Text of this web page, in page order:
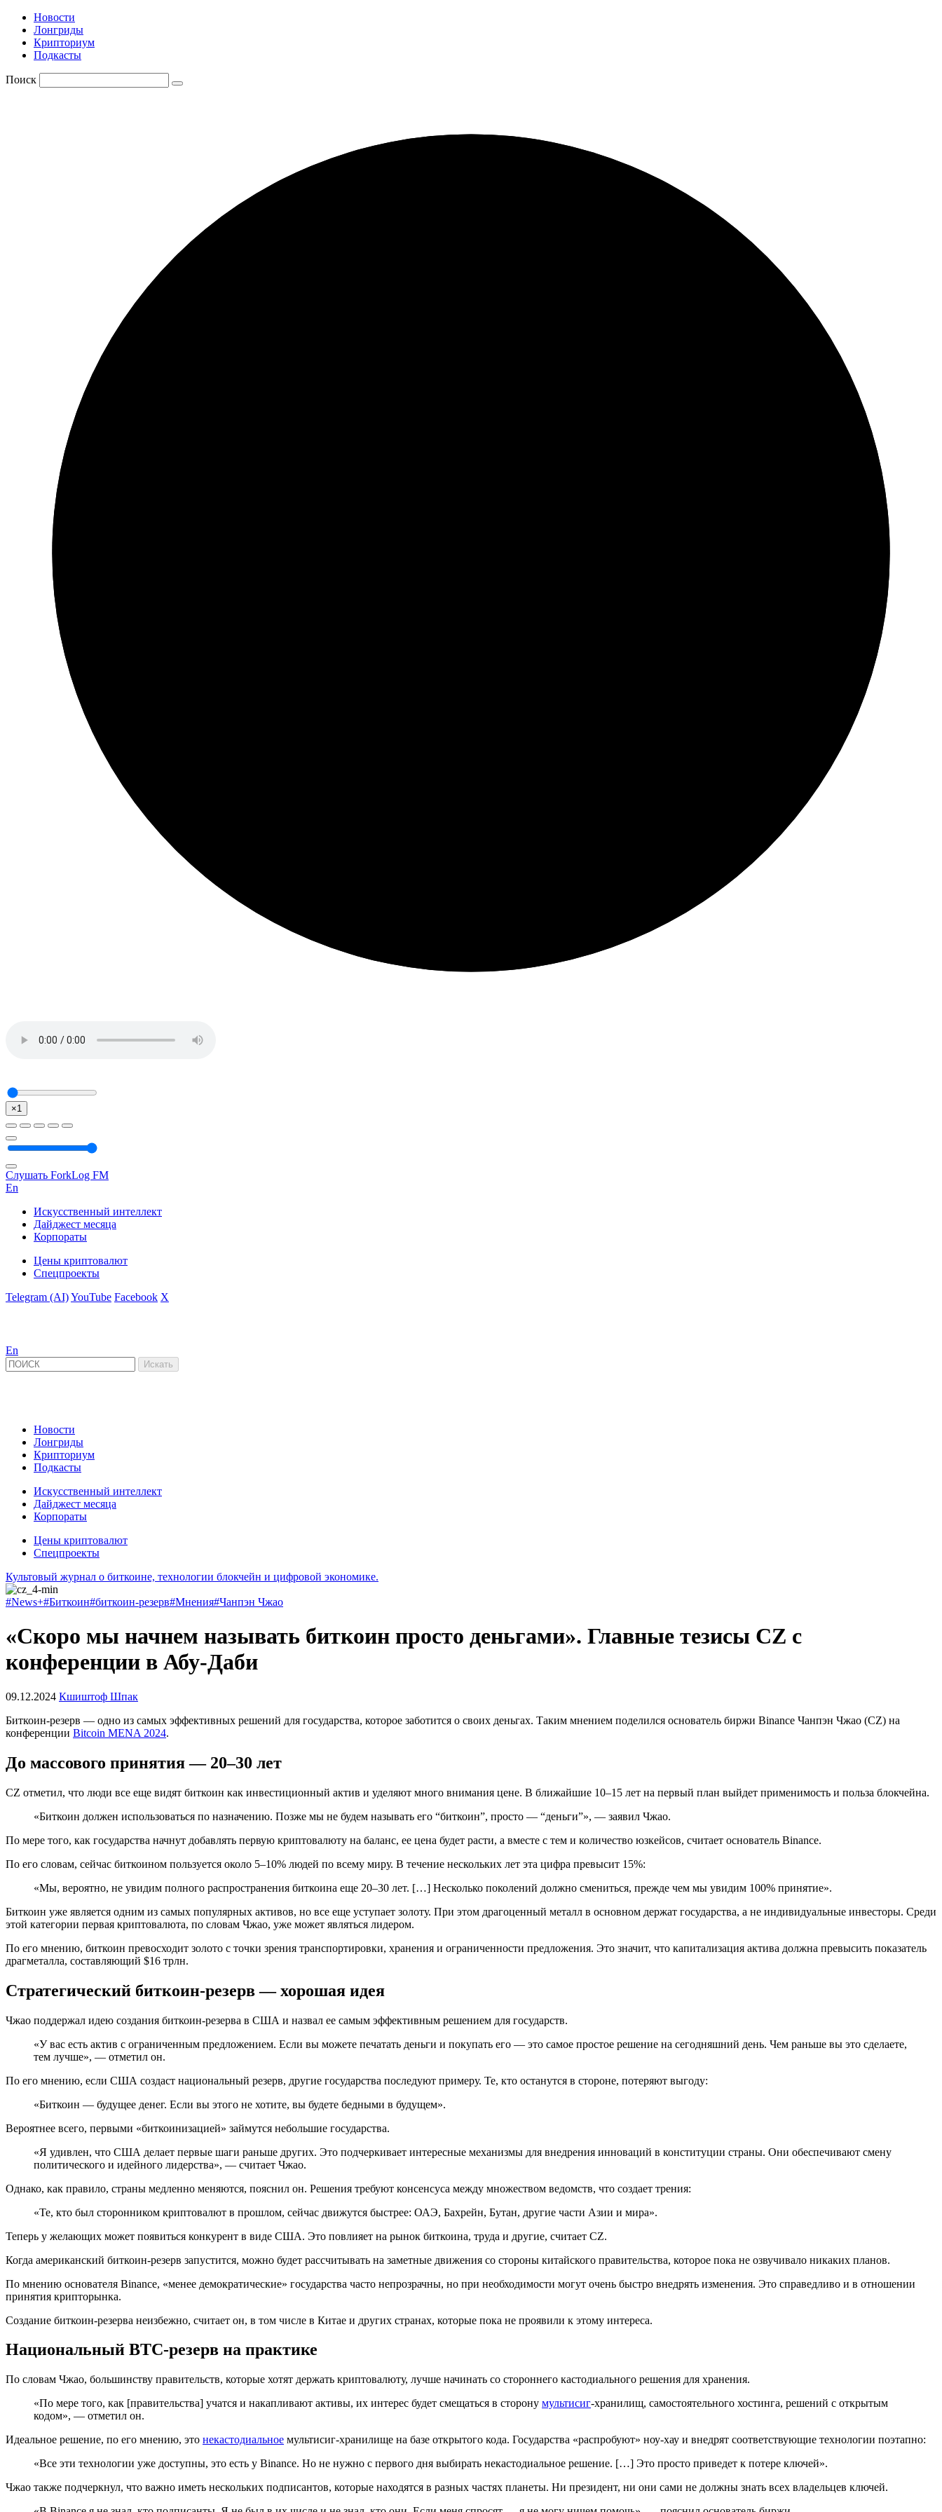
Новости
Лонгриды
Крипториум
Подкасты
Поиск
×1
Слушать ForkLog FM
En
Искусственный интеллект
Дайджест месяца
Корпораты
Цены криптовалют
Спецпроекты
Telegram (AI)YouTube Facebook X
En
Новости
Лонгриды
Крипториум
Подкасты
Искусственный интеллект
Дайджест месяца
Корпораты
Цены криптовалют
Спецпроекты
Культовый журнал о биткоине, технологии блокчейн и цифровой экономике.
#News+#Биткоин#биткоин-резерв#Мнения#Чанпэн Чжао
«Скоро мы начнем называть биткоин просто деньгами». Главные тезисы CZ c
конференции в Абу-Даби
09.12.2024 Кшиштоф Шпак
Биткоин-резерв — одно из самых эффективных решений для государства, которое заботится о своих деньгах. Таким мнением поделился основатель биржи Binance Чанпэн Чжао (CZ) на
конференции Bitcoin MENA 2024.
До массового принятия — 20–30 лет
CZ отметил, что люди все еще видят биткоин как инвестиционный актив и уделяют много внимания цене. В ближайшие 10–15 лет на первый план выйдет применимость и польза блокчейна.
«Биткоин должен использоваться по назначению. Позже мы не будем называть его “биткоин”, просто — “деньги”», — заявил Чжао.
По мере того, как государства начнут добавлять первую криптовалюту на баланс, ее цена будет расти, а вместе с тем и количество юзкейсов, считает основатель Binance.
По его словам, сейчас биткоином пользуется около 5–10% людей по всему миру. В течение нескольких лет эта цифра превысит 15%:
«Мы, вероятно, не увидим полного распространения биткоина еще 20–30 лет. […] Несколько поколений должно смениться, прежде чем мы увидим 100% принятие».
Биткоин уже является одним из самых популярных активов, но все еще уступает золоту. При этом драгоценный металл в основном держат государства, а не индивидуальные инвесторы. Среди
этой категории первая криптовалюта, по словам Чжао, уже может являться лидером.
По его мнению, биткоин превосходит золото с точки зрения транспортировки, хранения и ограниченности предложения. Это значит, что капитализация актива должна превысить показатель
драгметалла, составляющий $16 трлн.
Стратегический биткоин-резерв — хорошая идея
Чжао поддержал идею создания биткоин-резерва в США и назвал ее самым эффективным решением для государств.
«У вас есть актив с ограниченным предложением. Если вы можете печатать деньги и покупать его — это самое простое решение на сегодняшний день. Чем раньше вы это сделаете,
тем лучше», — отметил он.
По его мнению, если США создаст национальный резерв, другие государства последуют примеру. Те, кто останутся в стороне, потеряют выгоду:
«Биткоин — будущее денег. Если вы этого не хотите, вы будете бедными в будущем».
Вероятнее всего, первыми «биткоинизацией» займутся небольшие государства.
«Я удивлен, что США делает первые шаги раньше других. Это подчеркивает интересные механизмы для внедрения инноваций в конституции страны. Они обеспечивают смену
политического и идейного лидерства», — считает Чжао.
Однако, как правило, страны медленно меняются, пояснил он. Решения требуют консенсуса между множеством ведомств, что создает трения:
«Те, кто был сторонником криптовалют в прошлом, сейчас движутся быстрее: ОАЭ, Бахрейн, Бутан, другие части Азии и мира».
Теперь у желающих может появиться конкурент в виде США. Это повлияет на рынок биткоина, труда и другие, считает CZ.
Когда американский биткоин-резерв запустится, можно будет рассчитывать на заметные движения со стороны китайского правительства, которое пока не озвучивало никаких планов.
По мнению основателя Binance, «менее демократические» государства часто непрозрачны, но при необходимости могут очень быстро внедрять изменения. Это справедливо и в отношении
принятия крипторынка.
Создание биткоин-резерва неизбежно, считает он, в том числе в Китае и других странах, которые пока не проявили к этому интереса.
Национальный BTC-резерв на практике
По словам Чжао, большинству правительств, которые хотят держать криптовалюту, лучше начинать со стороннего кастодиального решения для хранения.
«По мере того, как [правительства] учатся и накапливают активы, их интерес будет смещаться в сторону мультисиг-хранилищ, самостоятельного хостинга, решений с открытым
кодом», — отметил он.
Идеальное решение, по его мнению, это некастодиальное мультисиг-хранилище на базе открытого кода. Государства «распробуют» ноу-хау и внедрят соответствующие технологии поэтапно:
«Все эти технологии уже доступны, это есть у Binance. Но не нужно с первого дня выбирать некастодиальное решение. […] Это просто приведет к потере ключей».
Чжао также подчеркнул, что важно иметь нескольких подписантов, которые находятся в разных частях планеты. Ни президент, ни они сами не должны знать всех владельцев ключей.